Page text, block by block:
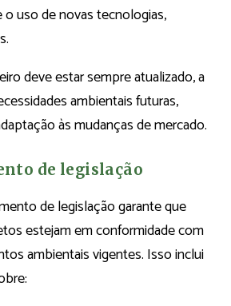
uso de novas tecnologias,
deve estar sempre atualizado, a
ambientais futuras,
às mudanças de mercado.
de legislação
de legislação garante que
estejam em conformidade com
ambientais vigentes. Isso inclui